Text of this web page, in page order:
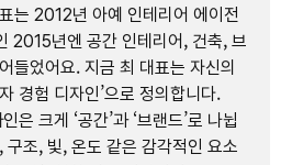
는 2012년 아예 인테리어 에이전
2015년엔 공간 인테리어, 건축, 브
들었어요. 지금 최 대표는 자신의
경험 디자인’으로 정의합니다.
은 크게 ‘공간’과 ‘브랜드’로 나뉩
구조, 빛, 온도 같은 감각적인 요소